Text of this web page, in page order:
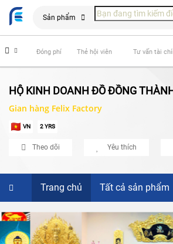
Sản phẩm
Đóng phí Thẻ hội viên Tư vấn tài
HỘ KINH DOANH ĐỒ ĐỒNG
Gian hàng Felix Factory
VN 2 YRS
Theo dõi Yêu thích
Trang chủ Tất cả sản phẩm